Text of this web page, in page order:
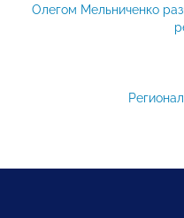
Олегом Мельниченко